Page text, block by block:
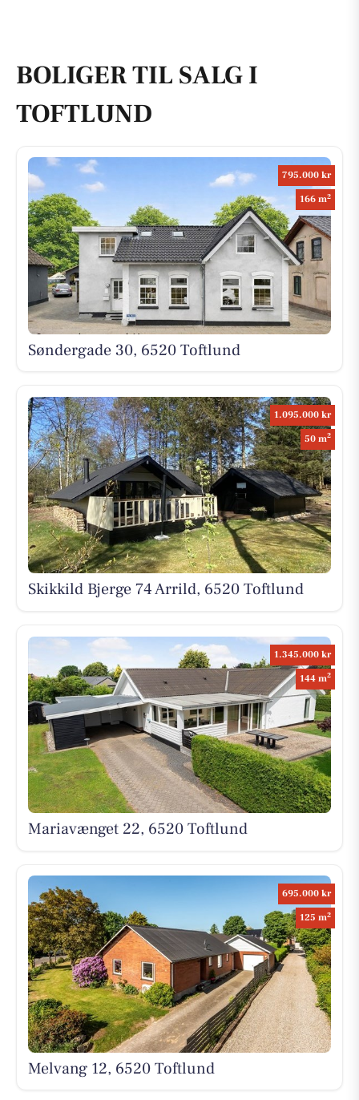
BOLIGER TIL SALG I
TOFTLUND
795.000 kr
166 m2
Søndergade 30, 6520 Toftlund
1.095.000 kr
50 m2
Skikkild Bjerge 74 Arrild, 6520 Toftlund
1.345.000 kr
144 m2
Mariavænget 22, 6520 Toftlund
695.000 kr
125 m2
Melvang 12, 6520 Toftlund